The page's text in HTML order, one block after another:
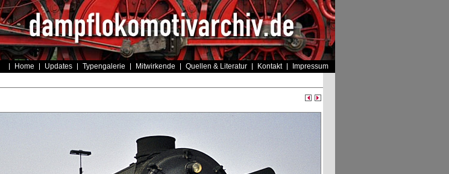
Home Updates Typengalerie Mitwirkende Quellen & Literatur Kontakt Impressum